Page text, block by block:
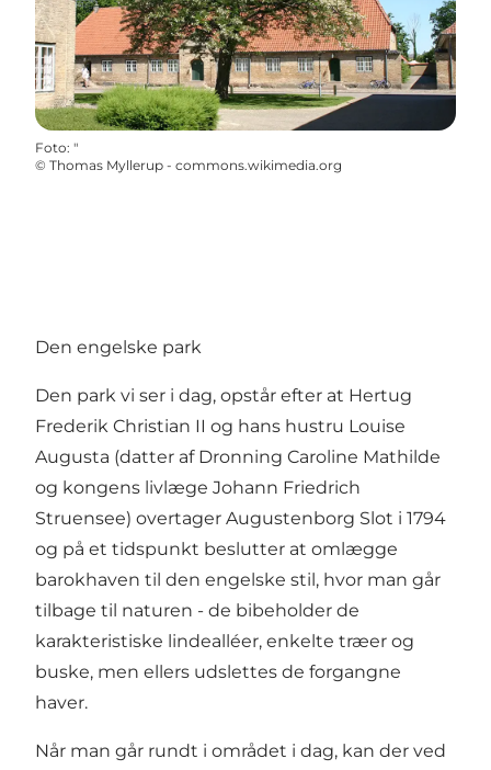
Foto: "
© Thomas Myllerup - commons.wikimedia.org
Den engelske park
Den park vi ser i dag, opstår efter at Hertug
Frederik Christian II og hans hustru Louise
Augusta (datter af Dronning Caroline Mathilde
og kongens livlæge Johann Friedrich
Struensee) overtager Augustenborg Slot i 1794
og på et tidspunkt beslutter at omlægge
barokhaven til den engelske stil, hvor man går
tilbage til naturen - de bibeholder de
karakteristiske lindealléer, enkelte træer og
buske, men ellers udslettes de forgangne
haver.
Når man går rundt i området i dag, kan der ved